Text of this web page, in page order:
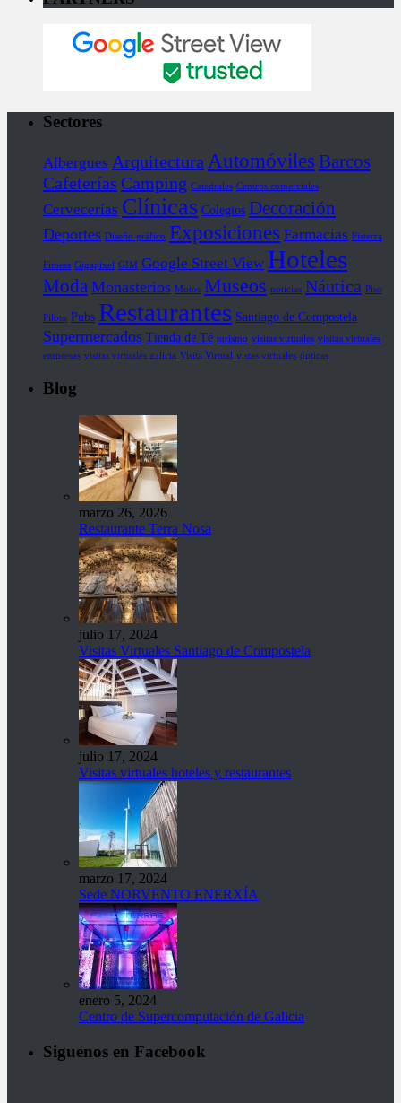
Sectores
Albergues Arquitectura Automóviles Barcos
Cafeterías Camping Catedrales Centros comerciales
Cervecerías Clínicas Colegios Decoración
Deportes Diseño gráfico Exposiciones Farmacias Fisterra
Fitness Gigapixel GIM Google Street View Hoteles
Moda Monasterios Motos Museos noticias Náutica Piso
Piloto Pubs Restaurantes Santiago de Compostela
Supermercados Tienda de Té turismo visitas virtuales visitas virtuales
empresas visitas virtuales galicia Visita Virtual vistas virtuales ópticas
Blog
marzo 26, 2026
Restaurante Terra Nosa
julio 17, 2024
Visitas Virtuales Santiago de Compostela
julio 17, 2024
Visitas virtuales hoteles y restaurantes
marzo 17, 2024
Sede NORVENTO ENERXÍA
enero 5, 2024
Centro de Supercomputación de Galicia
Siguenos en Facebook